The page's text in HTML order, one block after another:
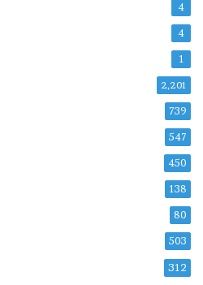
4
4
1
2,201
739
547
450
138
80
503
312